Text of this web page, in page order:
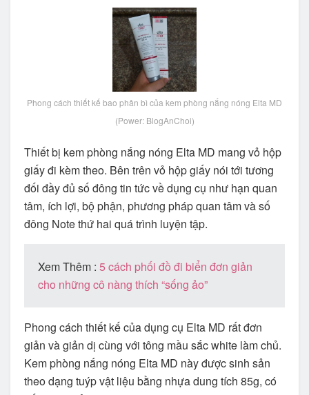
Phong cách thiết kế bao phân bì của kem phòng nắng nóng Elta MD
(Power: BlogAnChoi)
Thiết bị kem phòng nắng nóng Elta MD mang vỏ hộp
giấy đi kèm theo. Bên trên vỏ hộp giấy nói tới tương
đối đầy đủ số đông tin tức về dụng cụ như hạn quan
tâm, ích lợi, bộ phận, phương pháp quan tâm và số
đông Note thứ hai quá trình luyện tập.
Xem Thêm : 5 cách phối đồ đi biển đơn giản
cho những cô nàng thích “sống ảo”
Phong cách thiết kế của dụng cụ Elta MD rất đơn
giản và giản dị cùng với tông mầu sắc white làm chủ.
Kem phòng nắng nóng Elta MD này được sinh sản
theo dạng tuýp vật liệu bằng nhựa dung tích 85g, có